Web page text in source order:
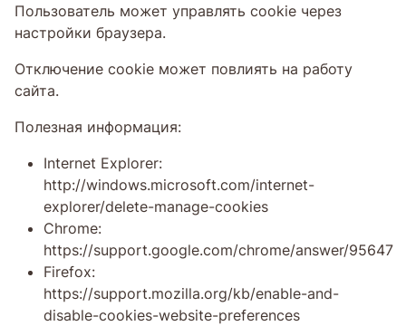
Пользователь может управлять cookie через
настройки браузера.
Отключение cookie может повлиять на работу
сайта.
Полезная информация:
Internet Explorer:
http://windows.microsoft.com/internet-
explorer/delete-manage-cookies
Chrome:
https://support.google.com/chrome/answer/95647
Firefox:
https://support.mozilla.org/kb/enable-and-
disable-cookies-website-preferences